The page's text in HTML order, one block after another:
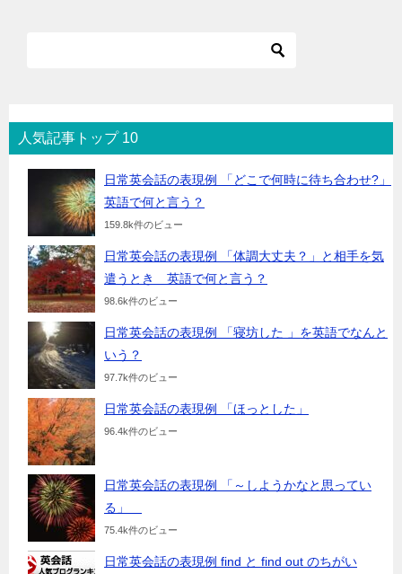
人気記事トップ 10
日常英会話の表現例 「どこで何時に待ち合わせ?」
英語で何と言う？
159.8k件のビュー
日常英会話の表現例 「体調大丈夫？」と相手を気
遣うとき 英語で何と言う？
98.6k件のビュー
日常英会話の表現例 「寝坊した 」を英語でなんと
いう？
97.7k件のビュー
日常英会話の表現例 「ほっとした」
96.4k件のビュー
日常英会話の表現例 「～しようかなと思ってい
る」
75.4k件のビュー
日常英会話の表現例 find と find out のちがい